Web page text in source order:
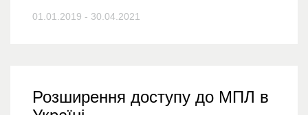
01.01.2019 - 30.04.2021
Розширення доступу до МПЛ в